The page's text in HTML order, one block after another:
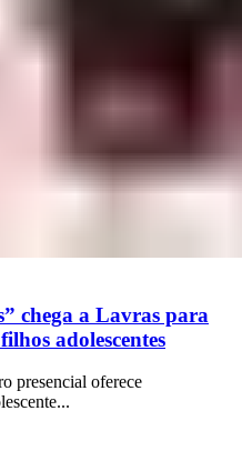
chega a Lavras para
adolescentes
presencial oferece